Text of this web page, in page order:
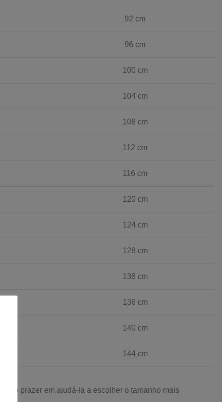
92 cm
96 cm
100 cm
104 cm
108 cm
112 cm
116 cm
120 cm
124 cm
128 cm
136 cm
136 cm
140 cm
144 cm
o prazer em ajudá-la a escolher o tamanho mais